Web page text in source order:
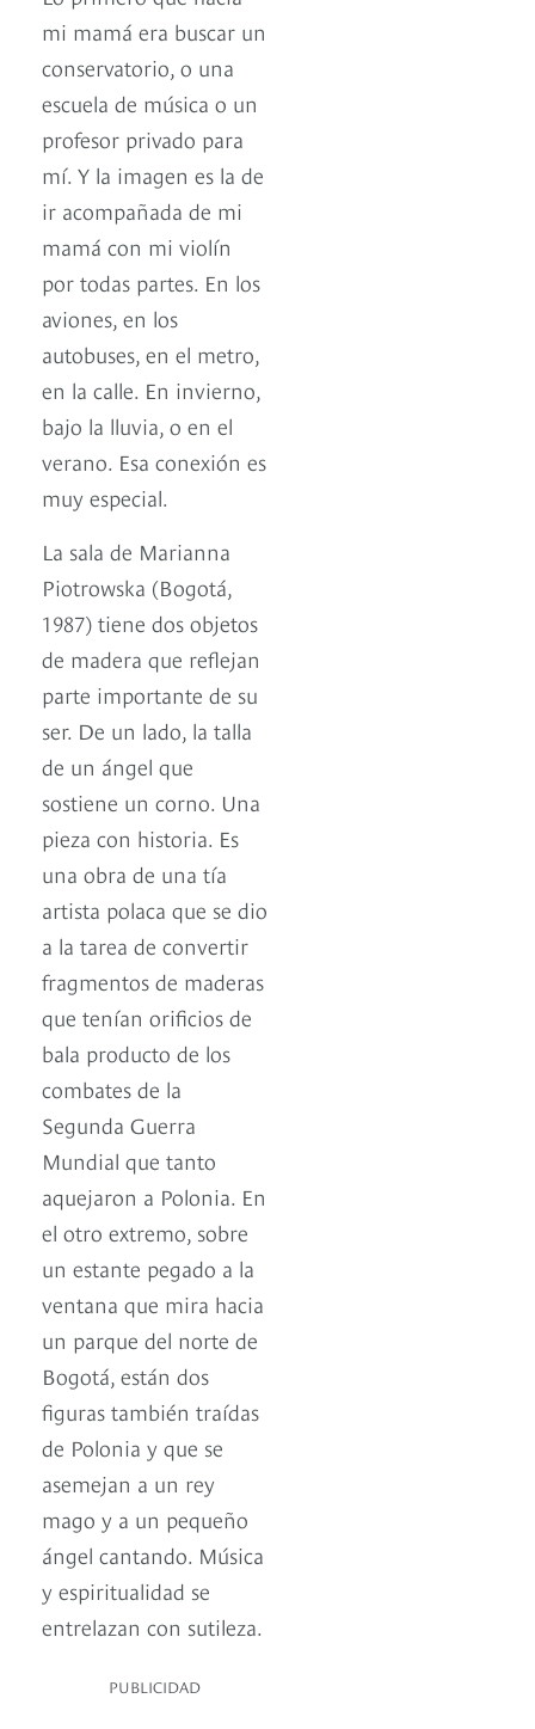
mi mamá era buscar un
conservatorio, o una
escuela de música o un
profesor privado para
mí. Y la imagen es la de
ir acompañada de mi
mamá con mi violín
por todas partes. En los
aviones, en los
autobuses, en el metro,
en la calle. En invierno,
bajo la lluvia, o en el
verano. Esa conexión es
muy especial.
La sala de Marianna
Piotrowska (Bogotá,
1987) tiene dos objetos
de madera que reflejan
parte importante de su
ser. De un lado, la talla
de un ángel que
sostiene un corno. Una
pieza con historia. Es
una obra de una tía
artista polaca que se dio
a la tarea de convertir
fragmentos de maderas
que tenían orificios de
bala producto de los
combates de la
Segunda Guerra
Mundial que tanto
aquejaron a Polonia. En
el otro extremo, sobre
un estante pegado a la
ventana que mira hacia
un parque del norte de
Bogotá, están dos
figuras también traídas
de Polonia y que se
asemejan a un rey
mago y a un pequeño
ángel cantando. Música
y espiritualidad se
entrelazan con sutileza.
PUBLICIDAD